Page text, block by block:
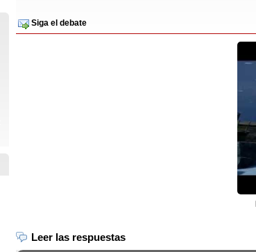
Siga el debate
Leer las respuestas